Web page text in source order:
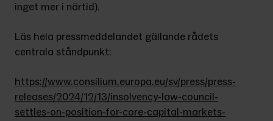
inget mer i närtid).
Läs hela pressmeddelandet gällande rådets
centrala ståndpunkt:
https://www.consilium.europa.eu/sv/press/press-
releases/2024/12/13/insolvency-law-council-
settles-on-position-for-core-capital-markets-